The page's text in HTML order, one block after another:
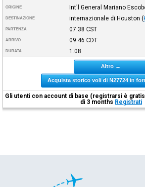
ORIGINE Int'l General Mariano
DESTINAZIONE internazionale di Houston (
PARTENZA 07:38 CST
ARRIVO 09:46 CDT
DURATA 1:08
Altro →
Acquista storico voli di N27724 in
Gli utenti con account di base (registrarsi è
di 3 months Registrati